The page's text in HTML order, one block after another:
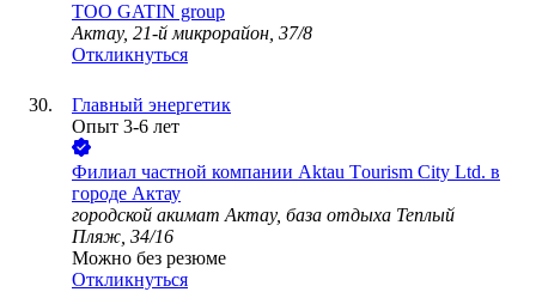
ТОО GATIN group
Актау, 21-й микрорайон, 37/8
Откликнуться
Главный энергетик
Опыт 3-6 лет
Филиал частной компании Aktau Tоurism City Ltd. в
городе Актау
городской акимат Актау, база отдыха Теплый
Пляж, 34/16
Можно без резюме
Откликнуться